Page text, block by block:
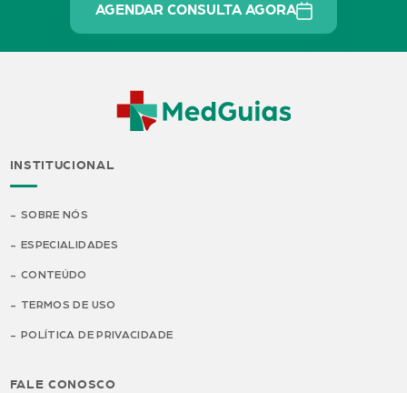
AGENDAR CONSULTA AGORA
INSTITUCIONAL
SOBRE NÓS
ESPECIALIDADES
CONTEÚDO
TERMOS DE USO
POLÍTICA DE PRIVACIDADE
FALE CONOSCO